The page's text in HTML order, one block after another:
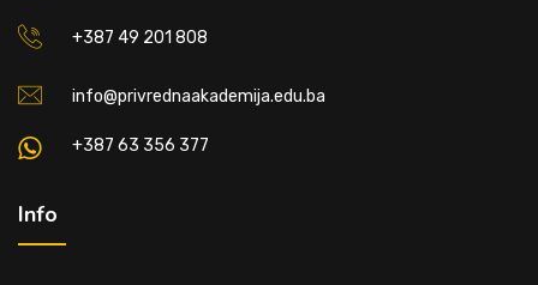
+387 49 201 808
info@privrednaakademija.edu.ba
+387 63 356 377
Info